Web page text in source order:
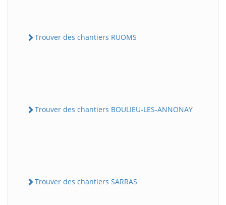
Trouver des chantiers RUOMS
Trouver des chantiers BOULIEU-LES-ANNONAY
Trouver des chantiers SARRAS